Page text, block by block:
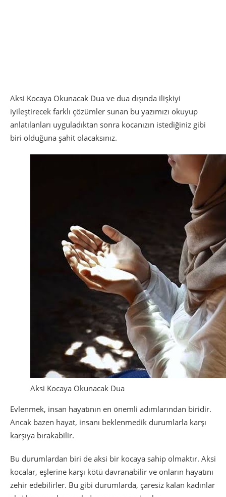
Aksi Kocaya Okunacak Dua ve dua dışında ilişkiyi
iyileştirecek farklı çözümler sunan bu yazımızı okuyup
anlatılanları uyguladıktan sonra kocanızın istediğiniz gibi
biri olduğuna şahit olacaksınız.
Aksi Kocaya Okunacak Dua
Evlenmek, insan hayatının en önemli adımlarından biridir.
Ancak bazen hayat, insanı beklenmedik durumlarla karşı
karşıya bırakabilir.
Bu durumlardan biri de aksi bir kocaya sahip olmaktır. Aksi
kocalar, eşlerine karşı kötü davranabilir ve onların hayatını
zehir edebilirler. Bu gibi durumlarda, çaresiz kalan kadınlar